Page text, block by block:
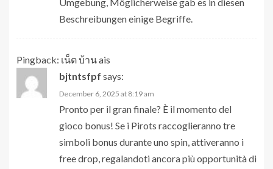
Umgebung, Möglicherweise gab es in diesen
Beschreibungen einige Begriffe.
Pingback: เน็ต บ้าน ais
bjtntsfpf says:
December 6, 2025 at 8:19 am
Pronto per il gran finale? È il momento del
gioco bonus! Se i Pirots raccoglieranno tre
simboli bonus durante uno spin, attiveranno i
free drop, regalandoti ancora più opportunità di